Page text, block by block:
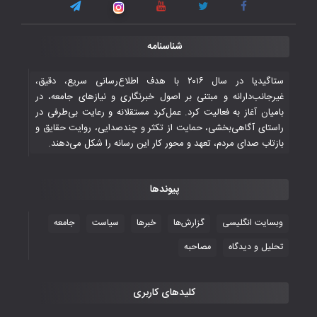
تاریخی ایران
جوانان فوتسالیست کشور با گلباران تایلند به
فینال رفتند
۲۸ October ۲۰۲۵
با شکست چین، فوتسال‌بازان جوان
۲۶ October ۲۰۲۵
شناسنامه
ستاگیدیا در سال ۲۰۱۶ با هدف اطلاع‌رسانی سریع، دقیق،
غیرجانب‌دارانه و مبتنی بر اصول خبرنگاری و نیازهای جامعه، در
بامیان آغاز به فعالیت کرد. عمل‌کرد مستقلانه و رعایت بی‌طرفی در
راستای آگاهی‌بخشی، حمایت از تکثر و چندصدایی، روایت حقایق و
بازتاب صدای مردم، تعهد و محور کار این رسانه را شکل می‌دهند.
پیوندها
وبسایت انگلیسی گزارش‌ها خبرها سیاست
جامعه
تحلیل و دیدگاه
مصاحبه
کلیدهای کاربری